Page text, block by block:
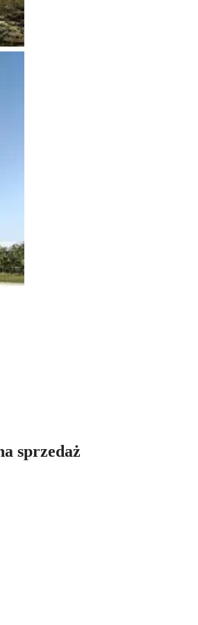
sprzedaż